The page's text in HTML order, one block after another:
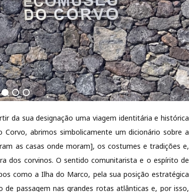
da sua designação uma viagem identitária e histórica
abrimos simbolicamente um dicionário sobre a
as casas onde moram], os costumes e tradições e,
dos corvinos. O sentido comunitarista e o espírito de
como a Ilha do Marco, pela sua posição estratégica
passagem nas grandes rotas atlânticas e, por isso,